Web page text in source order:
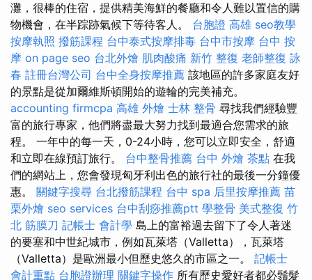
灘，很棒的住宿，提供精美海鮮的餐廳和令人難以置信的購
物機會，在半踪跡氣候下等待客人。 台胞證 高雄 seo教學
按摩執照 撥筋課程 台中泰式按摩排毒 台中市按摩 台中 按
摩 on page seo 台北外燴 肌肉酸痛 新竹 整復 老師整復 詠
春 註冊台灣公司 台中全身按摩推薦 該地區的許多家庭友好
的景點是從加爾維斯頓開始的遊輪的完美補充。
accounting firmcpa 高雄 外燴 士林 整骨 尋找我們經驗豐
富的旅行專家，他們將盡最大努力找到最適合您需求的旅
程。 一年中的每一天，0-24小時，您可以立即安全，舒適
和立即在線預訂旅行。 台中整骨推薦 台中 外燴 茶點 在我
們的網站上，您會發現匈牙利出色的旅行社的最後一分鐘優
惠。 關鍵字搜尋 台北撥筋課程 台中 spa 后里按摩推薦 苗
栗外燴 seo services 台中刮痧推薦ptt 學整骨 美式整復 竹
北 筋膜刀 記帳士 會計學 島上的富裕過去留下了令人著迷
的要塞和中世紀城市，例如瓦萊塔（Valletta），瓦萊塔
（Valletta）是歐洲最小但歷史悠久的市區之一。 記帳士
會計重點 台胞證辦理 關鍵字操作 所有歷史愛好者都必鬚髮